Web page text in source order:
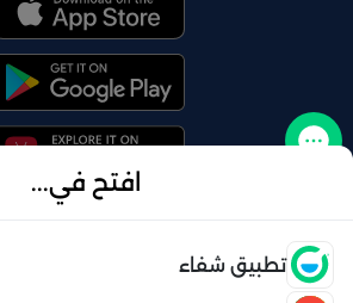
افتح في...
تطبيق شفاء © 2026 شفاء . كل الحقوق محفوظة
تواصل معنا